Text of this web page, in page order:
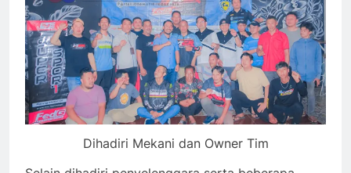
Dihadiri Mekani dan Owner Tim